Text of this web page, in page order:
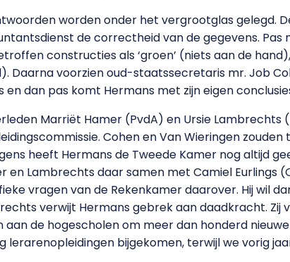
worden onder het vergrootglas gelegd.
de correctheid van de gegevens.
constructies als ‘groen’ (niets aan de
Daarna voorzien oud-staatssecretaris mr. Job
en dan pas komt Hermans met zijn eigen
Marriët Hamer (PvdA) en Ursie
Cohen en Van Wieringen
heeft Hermans de Tweede Kamer nog altijd
en Lambrechts daar samen met Camiel Eurlings
vragen van de Rekenkamer daarover. Hij wil
verwijt Hermans gebrek aan daadkracht.
aan de hogescholen om meer dan honderd
lerarenopleidingen bijgekomen, terwijl we vorig